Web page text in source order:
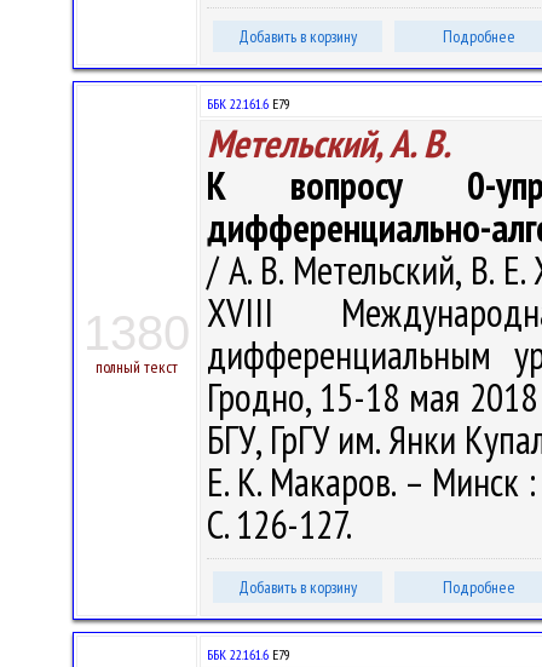
Добавить в корзину Подробнее
1380
полный текст
ББК 22.161.6 Е79
Метельский, А. В.
К вопросу 0-
дифференциально-
/ А. В. Метельский, В.
XVIII
дифференциальным
Гродно, 15-18 мая
БГУ, ГрГУ им. Янки
Е. К. Макаров. – Минск
С. 126-127.
Добавить в корзину Подробнее
ББК 22.161.6 Е79